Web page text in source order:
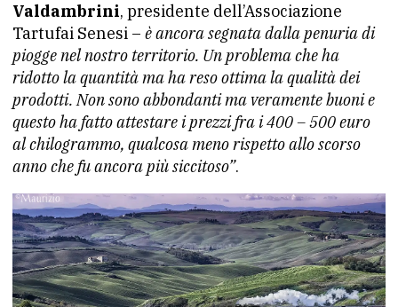
Valdambrini, presidente dell’Associazione
Tartufai Senesi – è ancora segnata dalla penuria di
piogge nel nostro territorio. Un problema che ha
ridotto la quantità ma ha reso ottima la qualità dei
prodotti. Non sono abbondanti ma veramente buoni e
questo ha fatto attestare i prezzi fra i 400 – 500 euro
al chilogrammo, qualcosa meno rispetto allo scorso
anno che fu ancora più siccitoso”.